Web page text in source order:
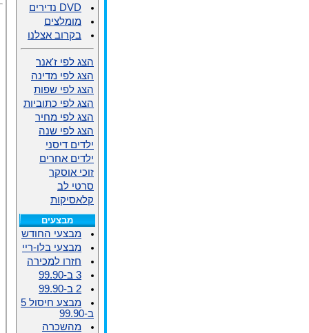
DVD נדירים
מומלצים
בקרוב אצלנו
הצג לפי ז'אנר
הצג לפי מדינה
הצג לפי שפות
הצג לפי כתוביות
הצג לפי מחיר
הצג לפי שנה
ילדים דיסני
ילדים אחרים
זוכי אוסקר
סרטי לב
קלאסיקות
מבצעים
מבצעי החודש
מבצעי בלו-ריי
חזרו למכירה
3 ב-99.90
2 ב-99.90
מבצע חיסול 5
ב-99.90
מהשכרה